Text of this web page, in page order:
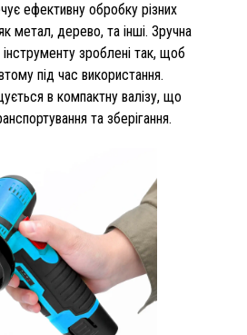
ефективну обробку різних
метал, дерево, та інші. Зручна
інструменту зроблені так, щоб
під час використання.
в компактну валізу, що
та зберігання.